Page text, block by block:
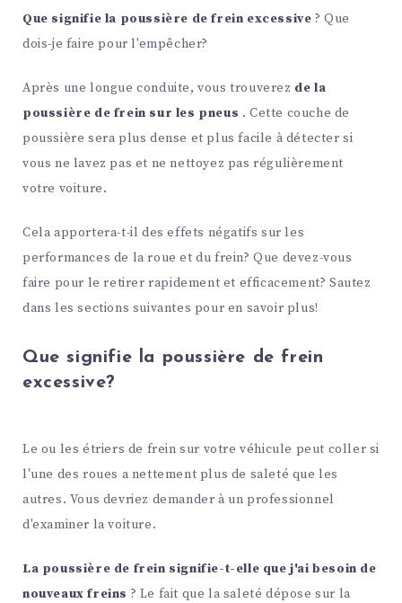
Que signifie la poussière de frein excessive ? Que
dois-je faire pour l'empêcher?
Après une longue conduite, vous trouverez de la
poussière de frein sur les pneus . Cette couche de
poussière sera plus dense et plus facile à détecter si
vous ne lavez pas et ne nettoyez pas régulièrement
votre voiture.
Cela apportera-t-il des effets négatifs sur les
performances de la roue et du frein? Que devez-vous
faire pour le retirer rapidement et efficacement? Sautez
dans les sections suivantes pour en savoir plus!
Que signifie la poussière de frein
excessive?
Le ou les étriers de frein sur votre véhicule peut coller si
l'une des roues a nettement plus de saleté que les
autres. Vous devriez demander à un professionnel
d'examiner la voiture.
La poussière de frein signifie-t-elle que j'ai besoin de
nouveaux freins ? Le fait que la saleté dépose sur la